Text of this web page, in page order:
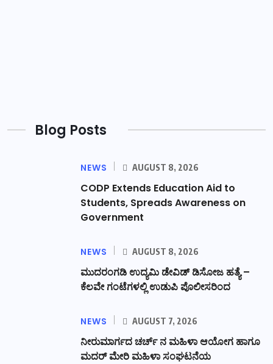
Blog Posts
NEWS AUGUST 8, 2026
CODP Extends Education Aid to
Students, Spreads Awareness on
Government
NEWS AUGUST 8, 2026
ಮುದರಂಗಡಿ ಉದ್ಯಮಿ ಡೇವಿಡ್ ಡಿಸೋಜ ಹತ್ಯೆ –
ಕೆಲವೇ ಗಂಟೆಗಳಲ್ಲಿ ಉಡುಪಿ ಪೊಲೀಸರಿಂದ
NEWS AUGUST 7, 2026
ನೀರುಮಾರ್ಗದ ಚರ್ಚ್ ನ ಮಹಿಳಾ ಆಯೋಗ ಹಾಗೂ
ಮದರ್ ಮೇರಿ ಮಹಿಳಾ ಸಂಘಟನೆಯ